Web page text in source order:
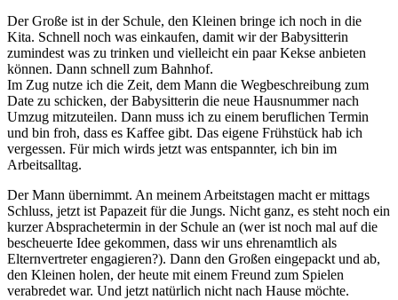
Der Große ist in der Schule, den Kleinen bringe ich noch in die
Kita. Schnell noch was einkaufen, damit wir der Babysitterin
zumindest was zu trinken und vielleicht ein paar Kekse anbieten
können. Dann schnell zum Bahnhof.
Im Zug nutze ich die Zeit, dem Mann die Wegbeschreibung zum
Date zu schicken, der Babysitterin die neue Hausnummer nach
Umzug mitzuteilen. Dann muss ich zu einem beruflichen Termin
und bin froh, dass es Kaffee gibt. Das eigene Frühstück hab ich
vergessen. Für mich wirds jetzt was entspannter, ich bin im
Arbeitsalltag.
Der Mann übernimmt. An meinem Arbeitstagen macht er mittags
Schluss, jetzt ist Papazeit für die Jungs. Nicht ganz, es steht noch ein
kurzer Absprachetermin in der Schule an (wer ist noch mal auf die
bescheuerte Idee gekommen, dass wir uns ehrenamtlich als
Elternvertreter engagieren?). Dann den Großen eingepackt und ab,
den Kleinen holen, der heute mit einem Freund zum Spielen
verabredet war. Und jetzt natürlich nicht nach Hause möchte.